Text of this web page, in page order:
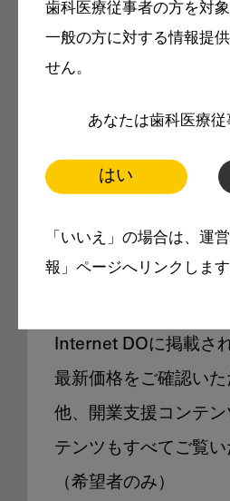
歯科医療従事者の方を対
一般の方に対する情報提
せん。
あなたは歯科医療従
はい
「いいえ」の場合は、運
報」ページへリンクします
メリット
製品価格も
Internet DOに掲載さ
最新価格をご確認い
他、開業支援コンテ
テンツもすべてご覧い
（希望者のみ）